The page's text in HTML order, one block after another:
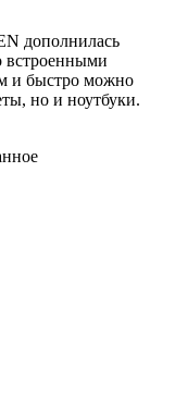
дополнилась
встроенными
и быстро можно
но и ноутбуки.